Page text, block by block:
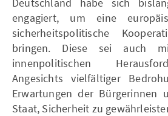
engagiert, um eine
sicherheitspolitische
bringen. Diese sei auch
innenpolitischen
Angesichts vielfältiger
Erwartungen der Bürgerinnen
Staat, Sicherheit zu